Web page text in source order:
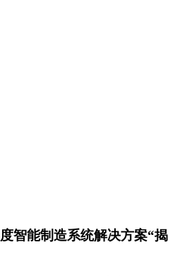
智能制造系统解决方案“揭